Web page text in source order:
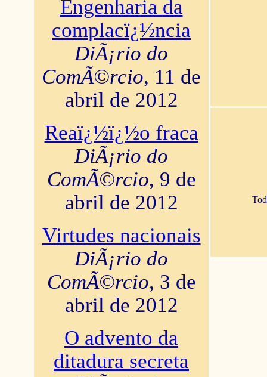
Engenharia da
complacï¿½ncia
DiÃ¡rio do
ComÃ©rcio, 11 de
abril de 2012
Reaï¿½ï¿½o fraca
DiÃ¡rio do
ComÃ©rcio, 9 de
abril de 2012
Virtudes nacionais
DiÃ¡rio do
ComÃ©rcio, 3 de
abril de 2012
O advento da
ditadura secreta